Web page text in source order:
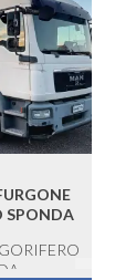
SPONDA